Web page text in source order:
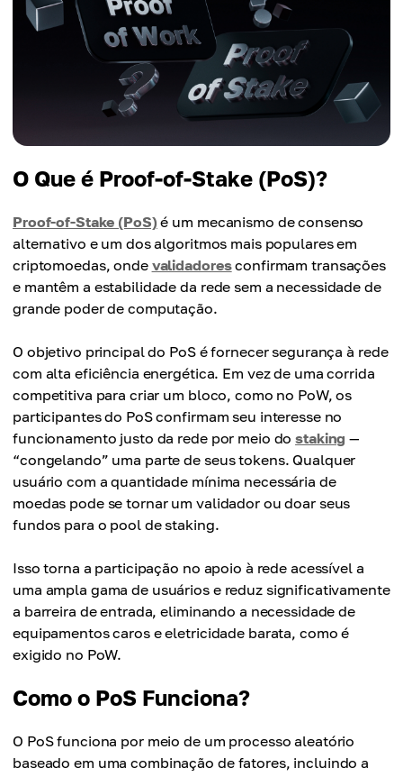
O Que é Proof-of-Stake (PoS)?
Proof-of-Stake (PoS) é um mecanismo de consenso
alternativo e um dos algoritmos mais populares em
criptomoedas, onde validadoresconfirmam transações
e mantêm a estabilidade da rede sem a necessidade de
grande poder de computação.
O objetivo principal do PoS é fornecer segurança à rede
com alta eficiência energética. Em vez de uma corrida
competitiva para criar um bloco, como no PoW, os
participantes do PoS confirmam seu interesse no
funcionamento justo da rede por meio dostaking —
“congelando” uma parte de seus tokens. Qualquer
usuário com a quantidade mínima necessária de
moedas pode se tornar um validador ou doar seus
fundos para o pool de staking.
Isso torna a participação no apoio à rede acessível a
uma ampla gama de usuários e reduz significativamente
a barreira de entrada, eliminando a necessidade de
equipamentos caros e eletricidade barata, como é
exigido no PoW.
Como o PoS Funciona?
O PoS funciona por meio de um processo aleatório
baseado em uma combinação de fatores, incluindo a